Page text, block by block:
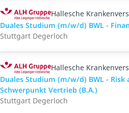
Hallesche
Duales Studium (m/w/d) BWL -
Stuttgart Degerloch
Hallesche
Duales Studium (m/w/d) BWL -
Schwerpunkt Vertrieb (B.A.)
Stuttgart Degerloch